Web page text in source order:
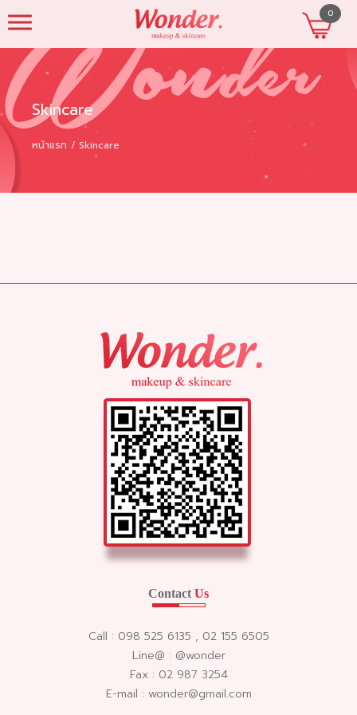
0
Skincare
หน้าแรก Skincare
Contact Us
Call : 098 525 6135 , 02 155 6505
Line@ : @wonder
Fax : 02 987 3254
E-mail : wonder@gmail.com